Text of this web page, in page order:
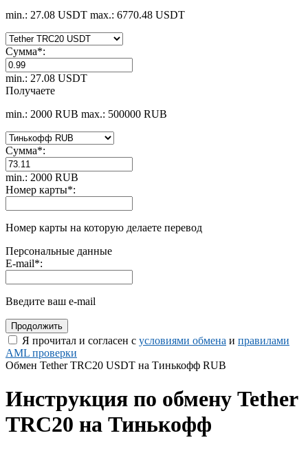
min.: 27.08 USDT max.: 6770.48 USDT
Сумма*:
min.: 27.08 USDT
Получаете
min.: 2000 RUB max.: 500000 RUB
Сумма*:
min.: 2000 RUB
Номер карты*:
Номер карты на которую делаете перевод
Персональные данные
E-mail*:
Введите ваш e-mail
Я прочитал и согласен с условиями обмена и правилами
AML проверки
Обмен Tether TRC20 USDT на Тинькофф RUB
Инструкция по обмену Tether
TRC20 на Тинькофф